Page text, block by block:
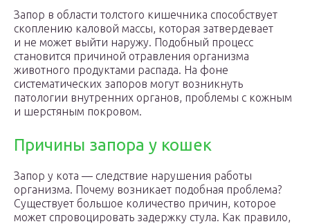
Запор в области толстого кишечника способствует
скоплению каловой массы, которая затвердевает
и не может выйти наружу. Подобный процесс
становится причиной отравления организма
животного продуктами распада. На фоне
систематических запоров могут возникнуть
патологии внутренних органов, проблемы с кожным
и шерстяным покровом.
Причины запора у кошек
Запор у кота — следствие нарушения работы
организма. Почему возникает подобная проблема?
Существует большое количество причин, которое
может спровоцировать задержку стула. Как правило,